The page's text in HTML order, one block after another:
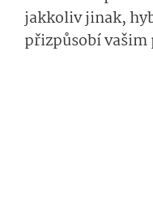
jakkoliv jinak,
přizpůsobí vašim